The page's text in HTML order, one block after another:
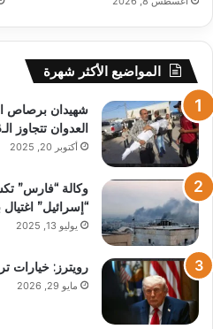
المواضيع الأكثر شهرة
شهيدان برصاص
العدوان تتجاوز الـ68 ألف شهيد
أكتوبر 20, 2025
وكالة “فارس”
“إسرائيل”
يوليو 13, 2025
رويترز: خيارات
مايو 29, 2026